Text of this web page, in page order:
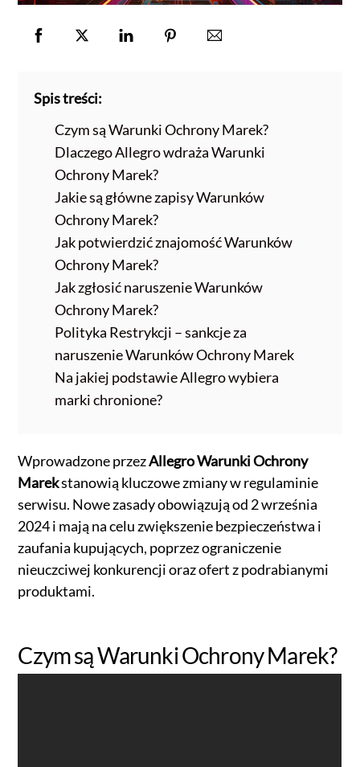
Spis treści:
Czym są Warunki Ochrony Marek?
Dlaczego Allegro wdraża Warunki
Ochrony Marek?
Jakie są główne zapisy Warunków
Ochrony Marek?
Jak potwierdzić znajomość Warunków
Ochrony Marek?
Jak zgłosić naruszenie Warunków
Ochrony Marek?
Polityka Restrykcji – sankcje za
naruszenie Warunków Ochrony Marek
Na jakiej podstawie Allegro wybiera
marki chronione?
Wprowadzone przezAllegro Warunki Ochrony
Marekstanowią kluczowe zmiany w regulaminie
serwisu. Nowe zasady obowiązują od 2 września
2024 i mają na celu zwiększenie bezpieczeństwa i
zaufania kupujących, poprzez ograniczenie
nieuczciwej konkurencji oraz ofert z podrabianymi
produktami.
Czym są Warunki Ochrony Marek?